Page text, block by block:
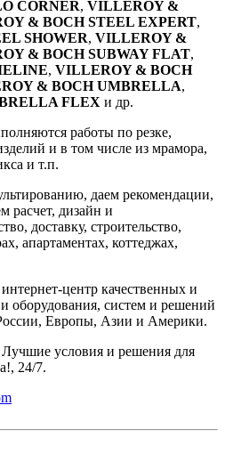
CORNER, VILLEROY &
& BOCH STEEL EXPERT,
SHOWER, VILLEROY &
& BOCH SUBWAY FLAT,
, VILLEROY & BOCH
& BOCH UMBRELLA,
FLEX и др.
работы по резке,
и в том числе из мрамора,
и т.п.
даем рекомендации,
расчет, дизайн и
доставку, строительство,
апартаментах, коттеджах,
центр качественных и
оборудования, систем и решений
Европы, Азии и Америки.
условия и решения для
24/7.